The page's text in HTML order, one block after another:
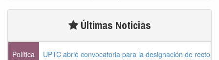
Últimas Noticias
Política UPTC abrió convocatoria para la designación de rector